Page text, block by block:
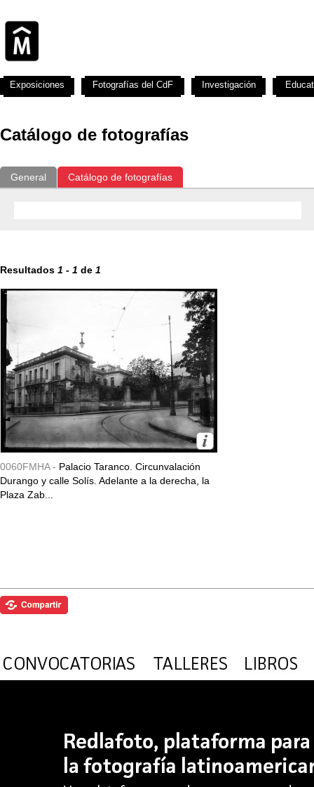
Catálogo de fotografías
General Catálogo de fotografías
Resultados 1 - 1 de 1
0060FMHA - Palacio Taranco. Circunvalación
Durango y calle Solís. Adelante a la derecha, la
Plaza Zab...
Exposiciones Fotografías del CdF Investigación